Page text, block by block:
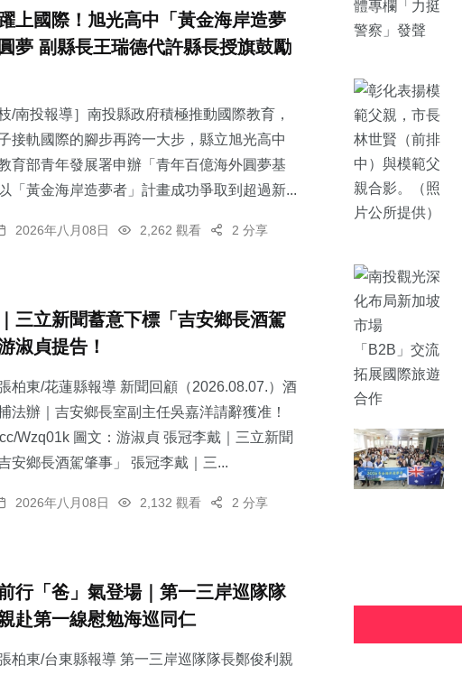
上國際！旭光高中「黃金海岸造夢
夢 副縣長王瑞德代許縣長授旗鼓勵
/南投報導］南投縣政府積極推動國際教育，
接軌國際的腳步再跨一大步，縣立旭光高中
育部青年發展署申辦「青年百億海外圓夢基
「黃金海岸造夢者」計畫成功爭取到超過新...
2026年八月08日 2,262 觀看 2 分享
三立新聞蓄意下標「吉安鄉長酒駕
淑貞提告！
柏東/花蓮縣報導 新聞回顧（2026.08.07.）酒
法辦｜吉安鄉長室副主任吳嘉洋請辭獲准！
Wzq01k 圖文：游淑貞 張冠李戴｜三立新聞
安鄉長酒駕肇事」 張冠李戴｜三...
2026年八月08日 2,132 觀看 2 分享
前行「爸」氣登場｜第一三岸巡隊隊
赴第一線慰勉海巡同仁
柏東/台東縣報導 第一三岸巡隊隊長鄭俊利親